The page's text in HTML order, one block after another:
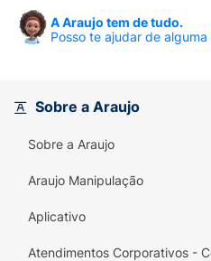
cada uso.
A Araujo tem de tudo.
Posso te ajudar de alguma
Sobre a Araujo
Sobre a Araujo
Araujo Manipulação
Aplicativo
Atendimentos Corporativos -